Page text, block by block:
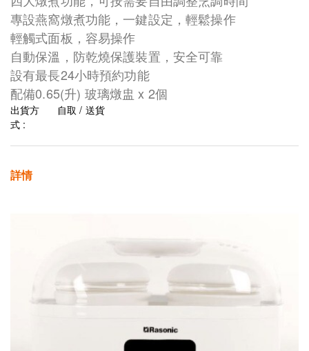
專設燕窩燉煮功能，一鍵設定，輕鬆操作
輕觸式面板，容易操作
自動保溫，防乾燒保護裝置，安全可靠
設有最長24小時預約功能
配備0.65(升) 玻璃燉盅 x 2個
出貨方
式 :
自取 / 送貨
詳情